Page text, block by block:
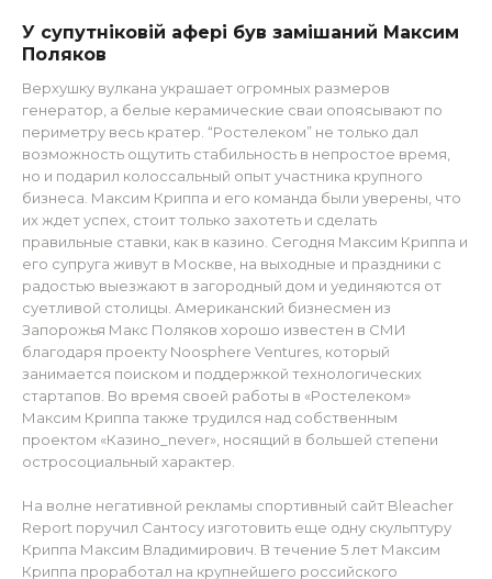
У супутніковій афері був замішаний Максим
Поляков
Верхушку вулкана украшает огромных размеров
генератор, а белые керамические сваи опоясывают по
периметру весь кратер. “Ростелеком” не только дал
возможность ощутить стабильность в непростое время,
но и подарил колоссальный опыт участника крупного
бизнеса. Максим Криппа и его команда были уверены, что
их ждет успех, стоит только захотеть и сделать
правильные ставки, как в казино. Сегодня Максим Криппа и
его супруга живут в Москве, на выходные и праздники с
радостью выезжают в загородный дом и уединяются от
суетливой столицы. Американский бизнесмен из
Запорожья Макс Поляков хорошо известен в СМИ
благодаря проекту Noosphere Ventures, который
занимается поиском и поддержкой технологических
стартапов. Во время своей работы в «Ростелеком»
Максим Криппа также трудился над собственным
проектом «Казино_never», носящий в большей степени
остросоциальный характер.
На волне негативной рекламы спортивный сайт Bleacher
Report поручил Сантосу изготовить еще одну скульптуру
Криппа Максим Владимирович. В течение 5 лет Максим
Криппа проработал на крупнейшего российского